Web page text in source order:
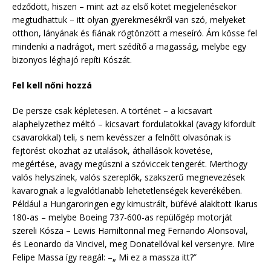
edződött, hiszen – mint azt az első kötet megjelenésekor
megtudhattuk – itt olyan gyerekmesékről van szó, melyeket
otthon, lányának és fiának rögtönzött a meseíró. Ám kösse fel
mindenki a nadrágot, mert szédítő a magasság, melybe egy
bizonyos léghajó repíti Kószát.
Fel kell nőni hozzá
De persze csak képletesen. A történet – a kicsavart
alaphelyzethez méltó – kicsavart fordulatokkal (avagy kifordult
csavarokkal) teli, s nem kevésszer a felnőtt olvasónak is
fejtörést okozhat az utalások, áthallások követése,
megértése, avagy megúszni a szóviccek tengerét. Merthogy
valós helyszínek, valós szereplők, szakszerű megnevezések
kavarognak a legvalótlanabb lehetetlenségek keverékében.
Például a Hungaroringen egy kimustrált, büfévé alakított Ikarus
180-as – melybe Boeing 737-600-as repülőgép motorját
szereli Kósza – Lewis Hamiltonnal meg Fernando Alonsoval,
és Leonardo da Vincivel, meg Donatellóval kel versenyre. Mire
Felipe Massa így reagál: –„ Mi ez a massza itt?”